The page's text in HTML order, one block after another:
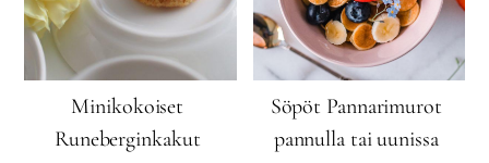
Minikokoiset
Runeberginkakut
Söpöt Pannarimurot
pannulla tai uunissa